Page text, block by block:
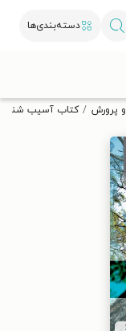
دسته‌بندی‌ها
پرورش کتاب آسیب